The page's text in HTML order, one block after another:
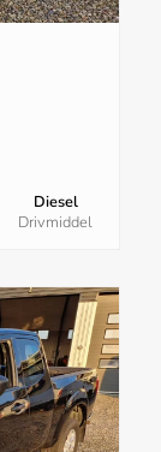
Diesel
Drivmiddel